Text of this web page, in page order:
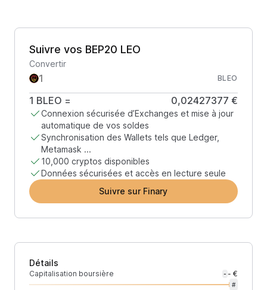
Suivre vos BEP20 LEO
Convertir
BLEO
1 BLEO = 0,02427377 €
Connexion sécurisée d’Exchanges et mise à jour
automatique de vos soldes
Synchronisation des Wallets tels que Ledger,
Metamask ...
10,000 cryptos disponibles
Données sécurisées et accès en lecture seule
Suivre sur Finary
Détails
Capitalisation boursière - - €
#